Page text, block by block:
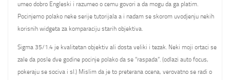
umeo dobro Engleski i razumeo o cemu govori a da mogu da ga platim.
Pocinjemo polako neke serije tutorijala a i nadam se skorom uvodjenju nekih
korisnih widgeta za komparaciju starih objektiva.
Sigma 35/1.4 je kvalitetan objektiv ali dosta veliki i tezak. Neki moji ortaci se
zale da posle dve godine pocinje polako da se “raspada”. (odlazi auto focus,
pokeraju se sociva i sl.) Mislim da je to preterana ocena, verovatno se radi o